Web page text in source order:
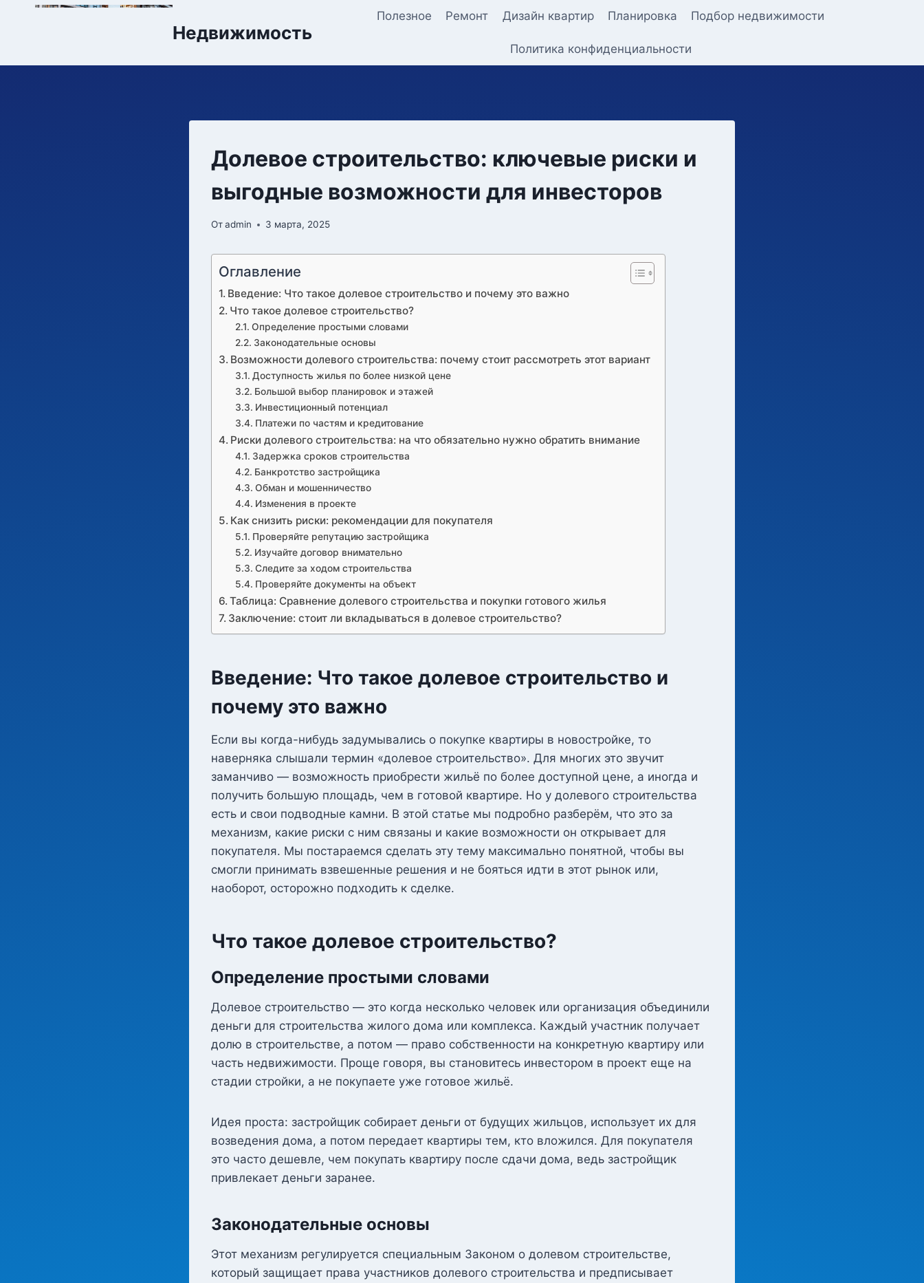
Перейти
Недвижимость
Полезное Ремонт Дизайн квартир Планировка Подбор недвижимости
Политика конфиденциальности
Долевое строительство: ключевые риски и
выгодные возможности для инвесторов
Отadmin 3 марта, 2025
Оглавление
Введение: Что такое долевое строительство и почему это важно
Что такое долевое строительство?
Определение простыми словами
Законодательные основы
Возможности долевого строительства: почему стоит рассмотреть этот вариант
Доступность жилья по более низкой цене
Большой выбор планировок и этажей
Инвестиционный потенциал
Платежи по частям и кредитование
Риски долевого строительства: на что обязательно нужно обратить внимание
Задержка сроков строительства
Банкротство застройщика
Обман и мошенничество
Изменения в проекте
Как снизить риски: рекомендации для покупателя
Проверяйте репутацию застройщика
Изучайте договор внимательно
Следите за ходом строительства
Проверяйте документы на объект
Таблица: Сравнение долевого строительства и покупки готового жилья
Заключение: стоит ли вкладываться в долевое строительство?
Введение: Что такое долевое строительство и
почему это важно
Если вы когда-нибудь задумывались о покупке квартиры в новостройке, то
наверняка слышали термин «долевое строительство». Для многих это звучит
заманчиво — возможность приобрести жильё по более доступной цене, а иногда и
получить большую площадь, чем в готовой квартире. Но у долевого строительства
есть и свои подводные камни. В этой статье мы подробно разберём, что это за
механизм, какие риски с ним связаны и какие возможности он открывает для
покупателя. Мы постараемся сделать эту тему максимально понятной, чтобы вы
смогли принимать взвешенные решения и не бояться идти в этот рынок или,
наоборот, осторожно подходить к сделке.
Что такое долевое строительство?
Определение простыми словами
Долевое строительство — это когда несколько человек или организация объединили
деньги для строительства жилого дома или комплекса. Каждый участник получает
долю в строительстве, а потом — право собственности на конкретную квартиру или
часть недвижимости. Проще говоря, вы становитесь инвестором в проект еще на
стадии стройки, а не покупаете уже готовое жильё.
Идея проста: застройщик собирает деньги от будущих жильцов, использует их для
возведения дома, а потом передает квартиры тем, кто вложился. Для покупателя
это часто дешевле, чем покупать квартиру после сдачи дома, ведь застройщик
привлекает деньги заранее.
Законодательные основы
Этот механизм регулируется специальным Законом о долевом строительстве,
который защищает права участников долевого строительства и предписывает